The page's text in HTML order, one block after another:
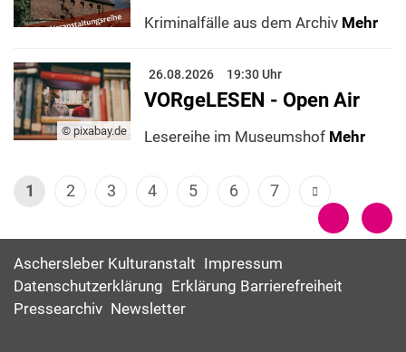
Kriminalfälle aus dem Archiv Mehr
© pixabay.de
26.08.2026 19:30 Uhr
VORgeLESEN - Open Air
Lesereihe im Museumshof Mehr
1 2 3 4 5 6 7
Aschersleber Kulturanstalt Impressum
Datenschutzerklärung Erklärung Barrierefreiheit
Pressearchiv Newsletter